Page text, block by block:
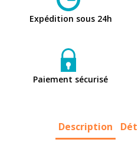
Expédition sous 24h
Paiement sécurisé
Description